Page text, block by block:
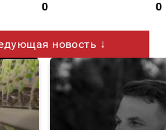
0 0
новость ↓